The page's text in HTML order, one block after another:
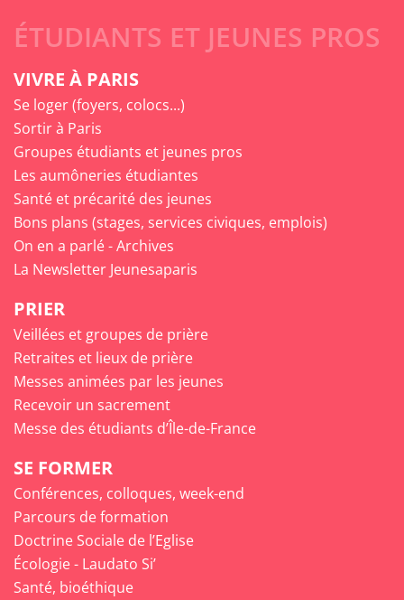
ÉTUDIANTS ET JEUNES PROS
VIVRE À PARIS
Se loger (foyers, colocs...)
Sortir à Paris
Groupes étudiants et jeunes pros
Les aumôneries étudiantes
Santé et précarité des jeunes
Bons plans (stages, services civiques, emplois)
On en a parlé - Archives
La Newsletter Jeunesaparis
PRIER
Veillées et groupes de prière
Retraites et lieux de prière
Messes animées par les jeunes
Recevoir un sacrement
Messe des étudiants d’Île-de-France
SE FORMER
Conférences, colloques, week-end
Parcours de formation
Doctrine Sociale de l’Eglise
Écologie - Laudato Si’
Santé, bioéthique